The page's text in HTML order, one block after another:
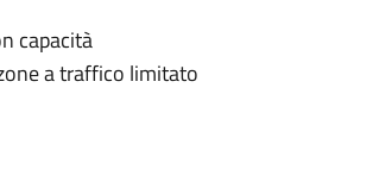
capacità
a traffico limitato